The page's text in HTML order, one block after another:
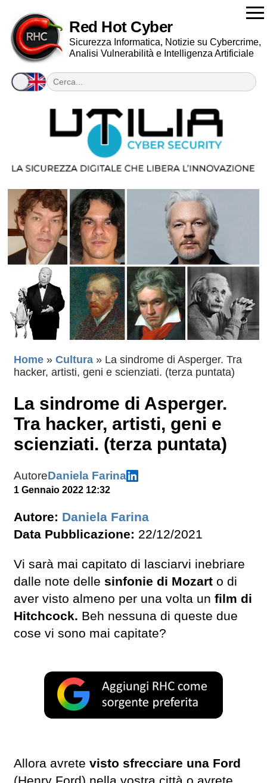
Red Hot Cyber
Sicurezza Informatica, Notizie su Cybercrime,
Analisi Vulnerabilità e Intelligenza Artificiale
Home » Cultura » La sindrome di Asperger. Tra
hacker, artisti, geni e scienziati. (terza puntata)
La sindrome di Asperger.
Tra hacker, artisti, geni e
scienziati. (terza puntata)
AutoreDaniela Farina
1 Gennaio 2022 12:32
Autore: Daniela Farina
Data Pubblicazione: 22/12/2021
Vi sarà mai capitato di lasciarvi inebriare
dalle note delle sinfonie di Mozart o di
aver visto almeno per una volta un film di
Hitchcock. Beh nessuna di queste due
cose vi sono mai capitate?
Allora avrete visto sfrecciare una Ford